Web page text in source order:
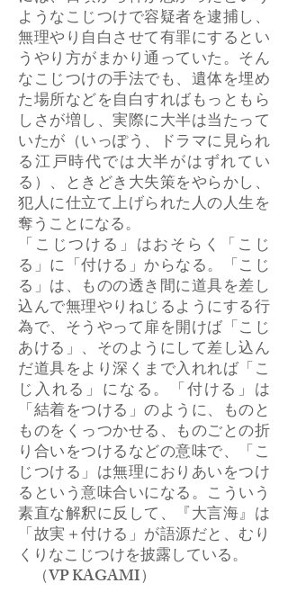
ようなこじつけで容疑者を逮捕し、
無理やり自白させて有罪にするとい
うやり方がまかり通っていた。そん
なこじつけの手法でも、遺体を埋め
た場所などを自白すればもっともら
しさが増し、実際に大半は当たって
いたが（いっぽう、ドラマに見られ
る江戸時代では大半がはずれてい
る）、ときどき大失策をやらかし、
犯人に仕立て上げられた人の人生を
奪うことになる。
「こじつける」はおそらく「こじ
る」に「付ける」からなる。「こじ
る」は、ものの透き間に道具を差し
込んで無理やりねじるようにする行
為で、そうやって扉を開けば「こじ
あける」、そのようにして差し込ん
だ道具をより深くまで入れれば「こ
じ入れる」になる。「付ける」は
「結着をつける」のように、ものと
ものをくっつかせる、ものごとの折
り合いをつけるなどの意味で、「こ
じつける」は無理におりあいをつけ
るという意味合いになる。こういう
素直な解釈に反して、『大言海』は
「故実＋付ける」が語源だと、むり
くりなこじつけを披露している。
（VP KAGAMI）